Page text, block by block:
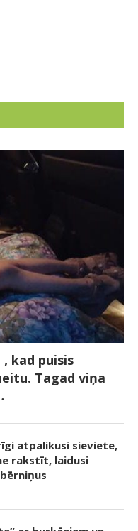
kad puisis
Tagad viņa
atpalikusi sieviete,
rakstīt, laidusi